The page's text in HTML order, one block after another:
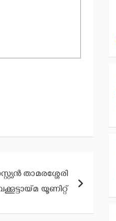
താമരശ്ശേരി
യൂണിറ്റ്